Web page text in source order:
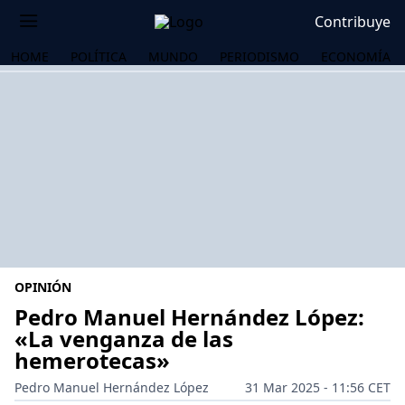
Contribuye
HOME POLÍTICA MUNDO PERIODISMO ECONOMÍA
OPINIÓN
Pedro Manuel Hernández López:
«La venganza de las
hemerotecas»
Pedro Manuel Hernández López
31 Mar 2025 - 11:56 CET